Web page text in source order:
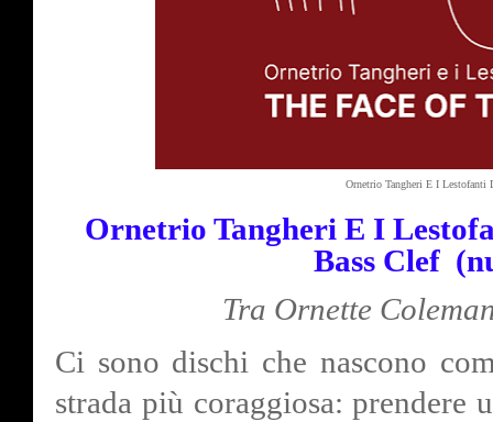
Ornetrio Tangheri E I Lestofanti
Ornetrio Tangheri E I
Bass Clef
Tra Ornette
Ci sono dischi che nascono
strada più coraggiosa: